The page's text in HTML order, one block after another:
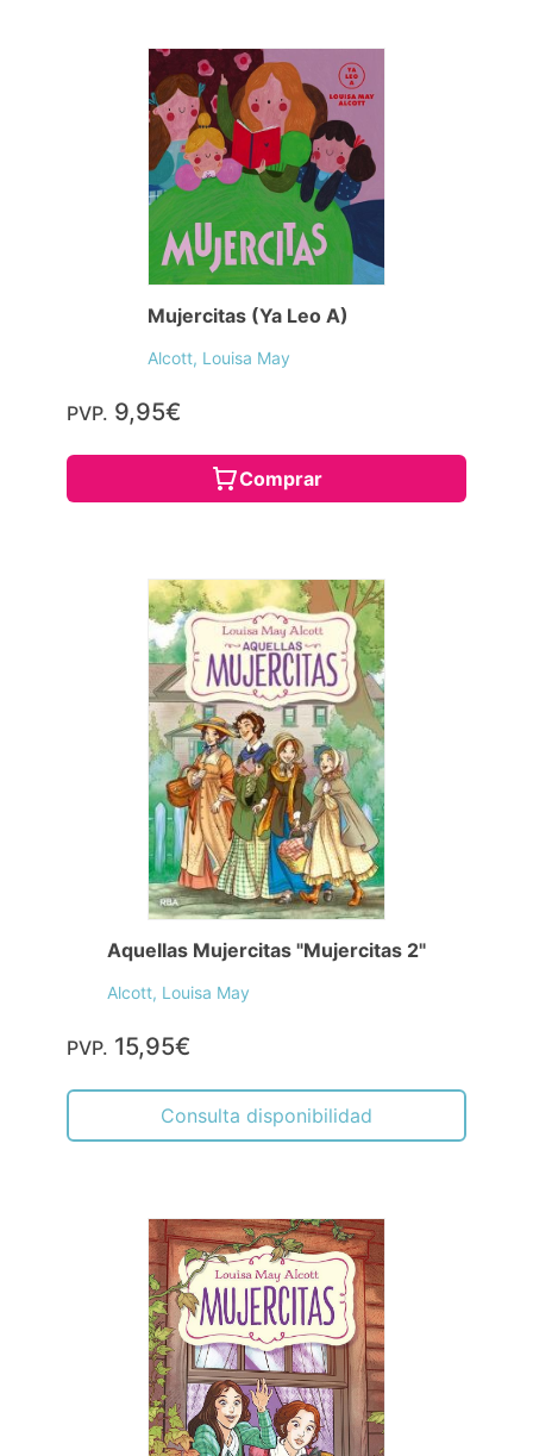
Mujercitas (Ya Leo A)
Alcott, Louisa May
PVP. 9,95€
Comprar
Aquellas Mujercitas "Mujercitas 2"
Alcott, Louisa May
PVP. 15,95€
Consulta disponibilidad